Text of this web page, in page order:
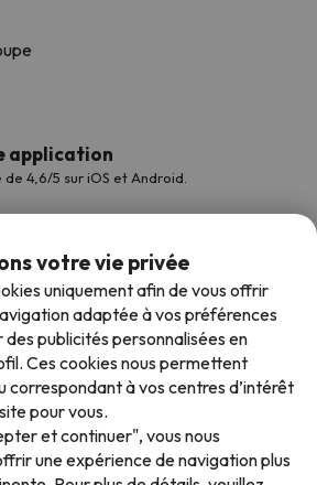
application
4,6/5 sur iOS et Android.
votre vie privée
uniquement afin de vous offrir
adaptée à vos préférences
publicités personnalisées en
Ces cookies nous permettent
correspondant à vos centres d’intérêt
pour vous.
et continuer", vous nous
une expérience de navigation plus